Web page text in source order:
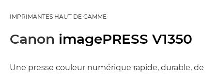
IMPRIMANTES HAUT DE GAMME
Canon imagePRESS V1350
Une presse couleur numérique rapide, durable, de